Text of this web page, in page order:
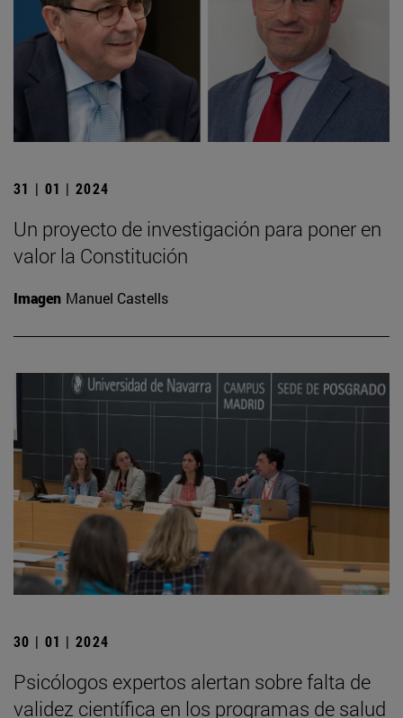
31 | 01 | 2024
Un proyecto de investigación para poner en
valor la Constitución
Imagen Manuel Castells
30 | 01 | 2024
Psicólogos expertos alertan sobre falta de
validez científica en los programas de salud